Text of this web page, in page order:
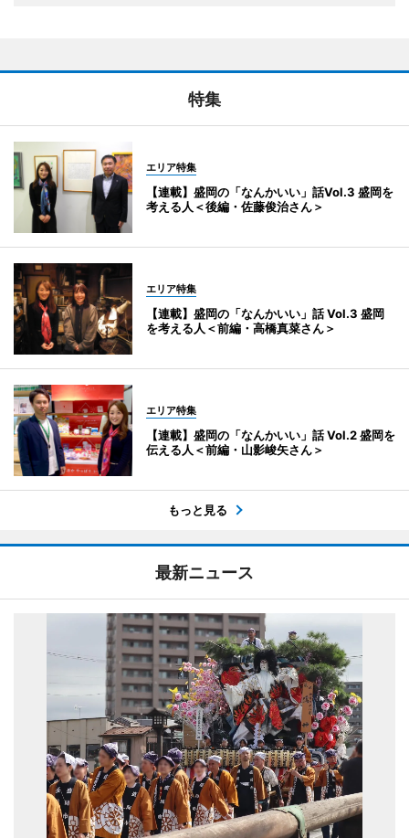
特集
エリア特集
【連載】盛岡の「なんかいい」話Vol.3 盛岡を
考える人＜後編・佐藤俊治さん＞
エリア特集
【連載】盛岡の「なんかいい」話 Vol.3 盛岡
を考える人＜前編・高橋真菜さん＞
エリア特集
【連載】盛岡の「なんかいい」話 Vol.2 盛岡を
伝える人＜前編・山影峻矢さん＞
もっと見る
最新ニュース